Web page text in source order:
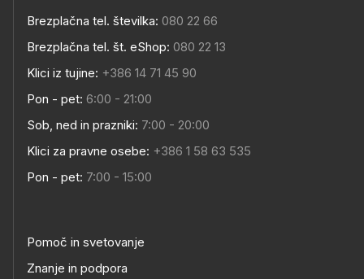
Brezplačna tel. številka: 080 22 66
Brezplačna tel. št. eShop: 080 22 13
Klici iz tujine: +386 14 71 45 90
Pon - pet: 6:00 - 21:00
Sob, ned in prazniki: 7:00 - 20:00
Klici za pravne osebe: +386 1 58 63 535
Pon - pet: 7:00 - 15:00
Pomoč in svetovanje
Znanje in podpora